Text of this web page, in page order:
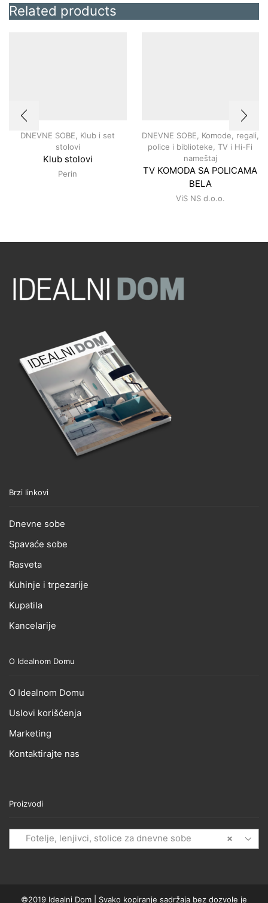
Related products
DNEVNE SOBE, Klub i set
stolovi
Klub stolovi
Perin
DNEVNE SOBE, Komode, regali,
police i biblioteke,TV i Hi-Fi
nameštaj
TV KOMODA SA POLICAMA
BELA
ViS NS d.o.o.
Brzi linkovi
Dnevne sobe
Spavaće sobe
Rasveta
Kuhinje i trpezarije
Kupatila
Kancelarije
O Idealnom Domu
O Idealnom Domu
Uslovi korišćenja
Marketing
Kontaktirajte nas
Proizvodi
×
Fotelje, lenjivci, stolice za dnevne sobe
©2019 Idealni Dom | Svako kopiranje sadržaja bez dozvole je